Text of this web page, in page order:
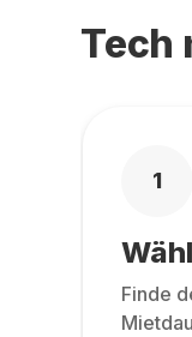
Tech
1
Finde